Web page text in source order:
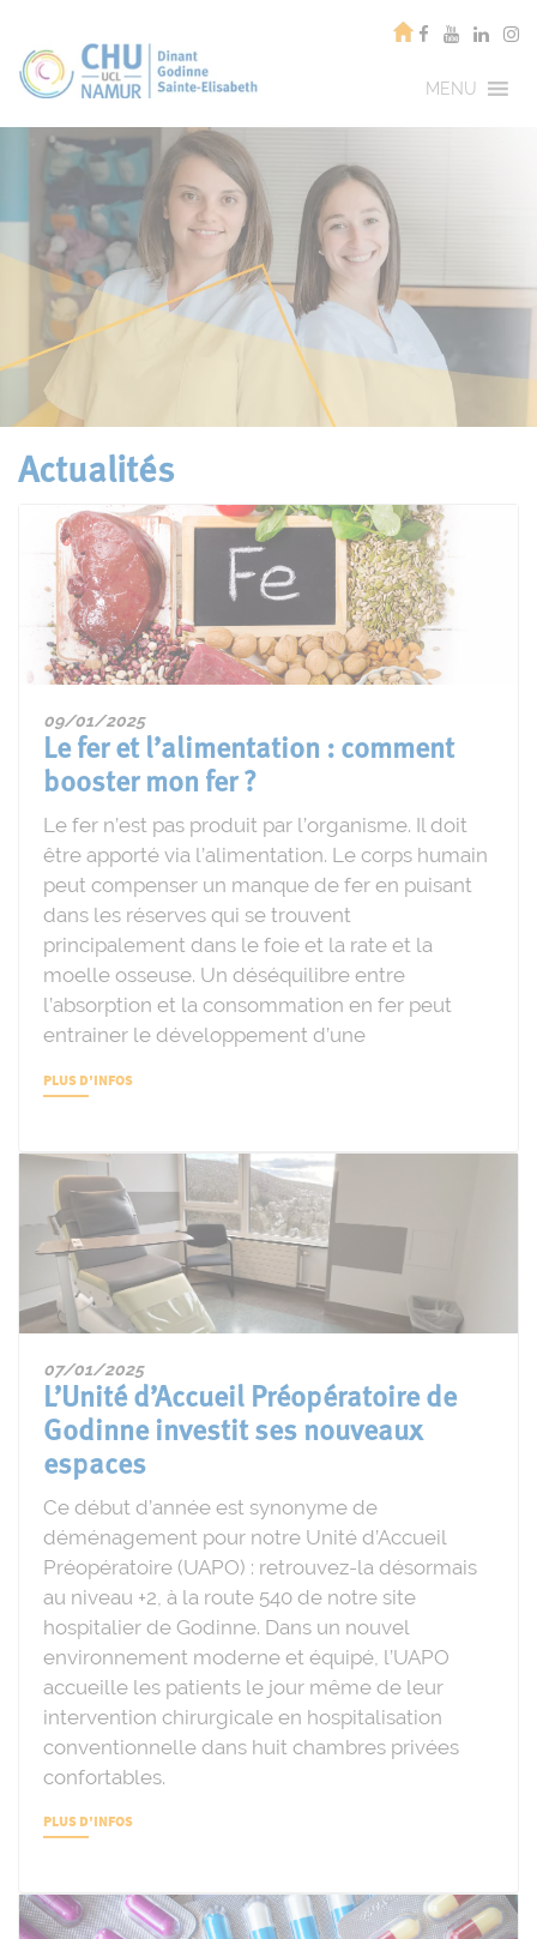
MENU
Actualités
09/01/2025
Le fer et l’alimentation : comment
booster mon fer ?
Le fer n’est pas produit par l’organisme. Il doit
être apporté via l’alimentation. Le corps humain
peut compenser un manque de fer en puisant
dans les réserves qui se trouvent
principalement dans le foie et la rate et la
moelle osseuse. Un déséquilibre entre
l’absorption et la consommation en fer peut
entrainer le développement d’une
PLUS D'INFOS
07/01/2025
L’Unité d’Accueil Préopératoire de
Godinne investit ses nouveaux
espaces
Ce début d’année est synonyme de
déménagement pour notre Unité d’Accueil
Préopératoire (UAPO) : retrouvez-la désormais
au niveau +2, à la route 540 de notre site
hospitalier de Godinne. Dans un nouvel
environnement moderne et équipé, l’UAPO
accueille les patients le jour même de leur
intervention chirurgicale en hospitalisation
conventionnelle dans huit chambres privées
confortables.
PLUS D'INFOS